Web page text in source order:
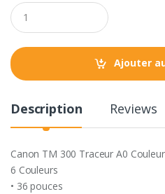
Q
u
a
t
i
Ajouter
Description Reviews
Canon TM 300 Traceur A0 Couleur
6 Couleurs
• 36 pouces